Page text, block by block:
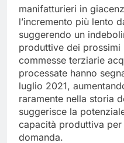
manifatturieri in
l’incremento più lento
suggerendo un
produttive dei prossimi
commesse terziarie
processate hanno
luglio 2021,
raramente nella storia
suggerisce la
capacità produttiva
domanda.